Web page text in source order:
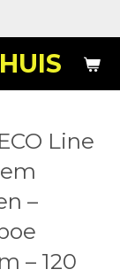
Line
–
– 120